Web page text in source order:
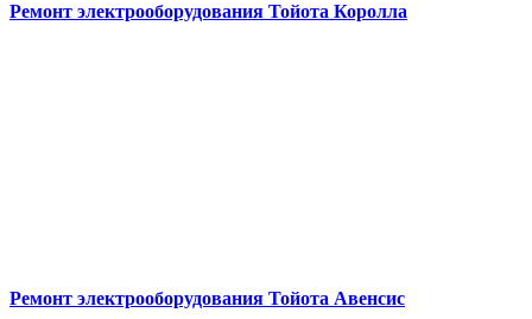
Ремонт электрооборудования Тойота Королла
Ремонт электрооборудования Тойота Авенсис